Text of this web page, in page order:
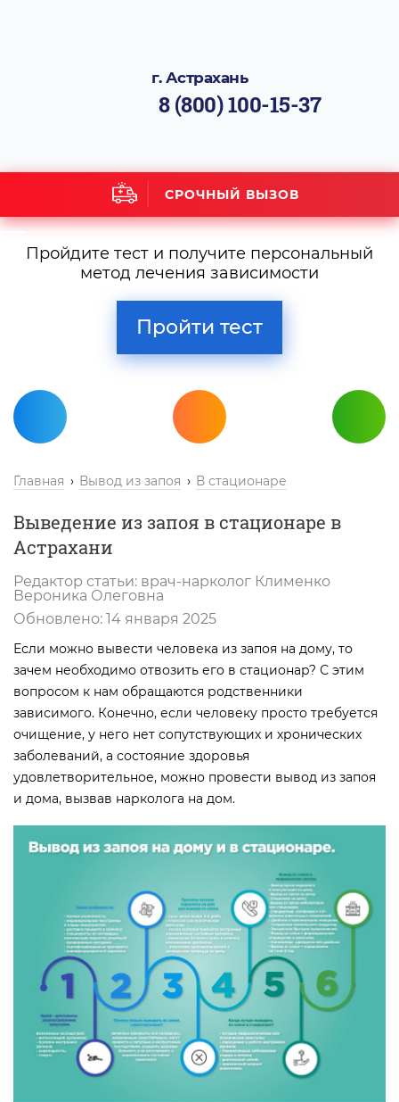
г. Астрахань
8 (800) 100-15-37
СРОЧНЫЙ ВЫЗОВ
Пройдите тест и получите персональный
метод лечения зависимости
Пройти тест
Главная Вывод из запоя В стационаре
Выведение из запоя в стационаре в
Астрахани
Редактор статьи: врач-нарколог Клименко
Вероника Олеговна
Обновлено: 14 января 2025
Если можно вывести человека из запоя на дому, то
зачем необходимо отвозить его в стационар? С этим
вопросом к нам обращаются родственники
зависимого. Конечно, если человеку просто требуется
очищение, у него нет сопутствующих и хронических
заболеваний, а состояние здоровья
удовлетворительное, можно провести вывод из запоя
и дома, вызвав нарколога на дом.